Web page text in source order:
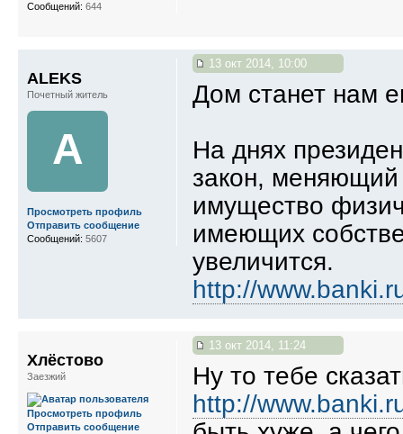
Сообщений: 644
13 окт 2014, 10:00
Дом станет нам
На днях
закон, меняющий
имущество
имеющих
увеличится.
http://
ALEKS
Почетный житель
A
Просмотреть профиль
Отправить сообщение
Сообщений: 5607
13 окт 2014, 11:24
Ну то тебе
http://
Хлёстово
Заезжий
Просмотреть профиль
Отправить сообщение